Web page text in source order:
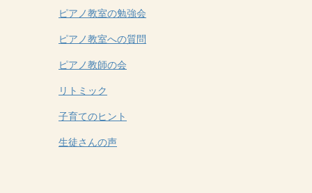
ピアノ教室の勉強会
ピアノ教室への質問
ピアノ教師の会
リトミック
子育てのヒント
生徒さんの声